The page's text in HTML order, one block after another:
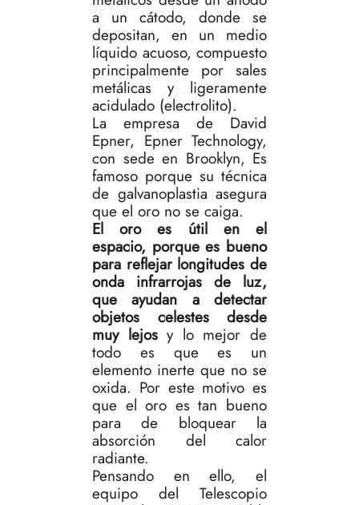
a un cátodo, donde se
depositan, en un medio
líquido acuoso, compuesto
principalmente por sales
metálicas y ligeramente
acidulado (electrolito).
La empresa de David
Epner, Epner Technology,
con sede en Brooklyn, Es
famoso porque su técnica
de galvanoplastia asegura
que el oro no se caiga.
El oro es útil en el
espacio, porque es bueno
para reflejar longitudes de
onda infrarrojas de luz,
que ayudan a detectar
objetos celestes desde
muy lejosy lo mejor de
todo es que es un
elemento inerte que no se
oxida. Por este motivo es
que el oro es tan bueno
para de bloquear la
absorción del calor
radiante.
Pensando en ello, el
equipo del Telescopio